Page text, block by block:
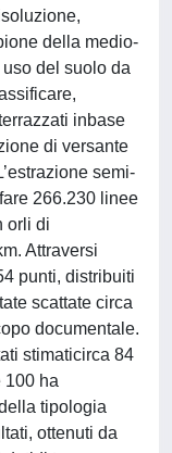
della medio-
del suolo da
inbase
di versante
semi-
266.230 linee
orli di
Attraversi
punti, distribuiti
scattate circa
documentale.
stimaticirca 84
100 ha
tipologia
ottenuti da